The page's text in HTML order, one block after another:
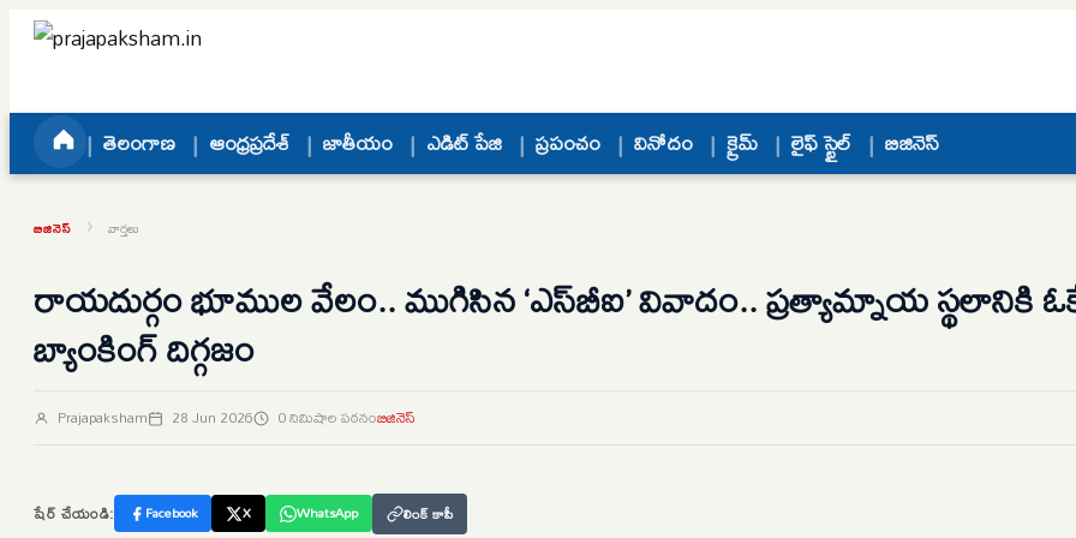
Skip to content
తెలంగాణ ఆంధ్రప్రదేశ్ జాతీయం ఎడిట్ పేజి ప్రపంచం వినోదం క్రైమ్ లైఫ్ స్టైల్ బిజినెస్
బిజినెస్ › వార్తలు
రాయదుర్గం భూముల వేలం.. ముగిసిన ‘ఎస్‌బీఐ’ వివాదం.. ప్రత్యామ్నాయ స్థలానికి
బ్యాంకింగ్‌ దిగ్గజం
Prajapaksham 28 Jun 2026 0 నిమిషాల పఠనంబిజినెస్
షేర్ చేయండి: Facebook X WhatsApp లింక్ కాపీ